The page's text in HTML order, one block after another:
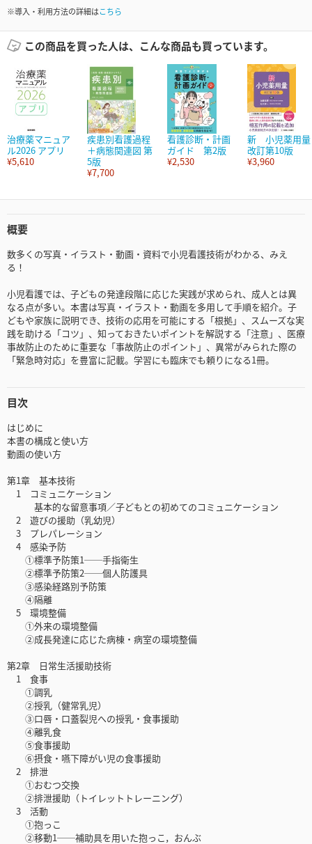
※導入・利用方法の詳細はこちら
この商品を買った人は、こんな商品も買っています。
治療薬マニュア
ル2026 アプリ
¥5,610
疾患別看護過程
＋病態関連図 第
5版
¥7,700
看護診断・計画
ガイド 第2版
¥2,530
新 小児薬用量
改訂第10版
¥3,960
概要
数多くの写真・イラスト・動画・資料で小児看護技術がわかる、みえ
る！
小児看護では、子どもの発達段階に応じた実践が求められ、成人とは異
なる点が多い。本書は写真・イラスト・動画を多用して手順を紹介。子
どもや家族に説明でき、技術の応用を可能にする「根拠」、スムーズな実
践を助ける「コツ」、知っておきたいポイントを解説する「注意」、医療
事故防止のために重要な「事故防止のポイント」、異常がみられた際の
「緊急時対応」を豊富に記載。学習にも臨床でも頼りになる1冊。
目次
はじめに
本書の構成と使い方
動画の使い方
第1章 基本技術
1 コミュニケーション
基本的な留意事項／子どもとの初めてのコミュニケーション
2 遊びの援助（乳幼児）
3 プレパレーション
4 感染予防
①標準予防策1──手指衛生
②標準予防策2──個人防護具
③感染経路別予防策
④隔離
5 環境整備
①外来の環境整備
②成長発達に応じた病棟・病室の環境整備
第2章 日常生活援助技術
1 食事
①調乳
②授乳（健常乳児）
③口唇・口蓋裂児への授乳・食事援助
④離乳食
⑤食事援助
⑥摂食・嚥下障がい児の食事援助
2 排泄
①おむつ交換
②排泄援助（トイレットトレーニング）
3 活動
①抱っこ
②移動1──補助具を用いた抱っこ，おんぶ